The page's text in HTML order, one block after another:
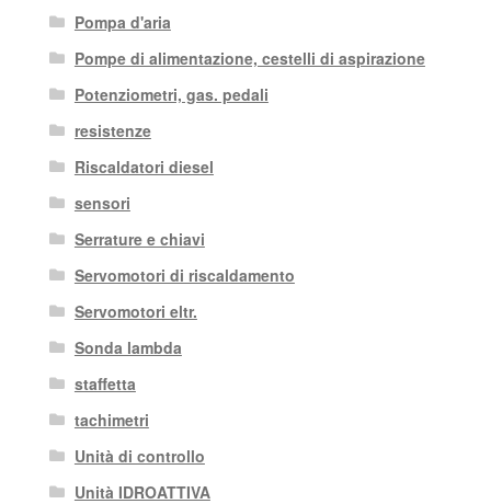
Pompa d'aria
Pompe di alimentazione, cestelli di aspirazione
Potenziometri, gas. pedali
resistenze
Riscaldatori diesel
sensori
Serrature e chiavi
Servomotori di riscaldamento
Servomotori eltr.
Sonda lambda
staffetta
tachimetri
Unità di controllo
Unità IDROATTIVA